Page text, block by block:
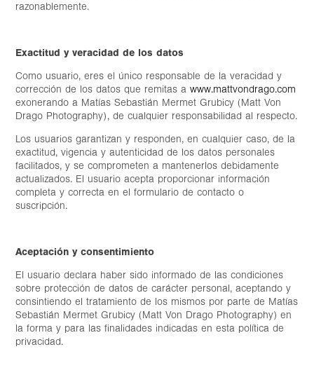
razonablemente.
Exactitud y veracidad de los datos
Como usuario, eres el único responsable de la veracidad y
corrección de los datos que remitas awww.mattvondrago.com
exonerando a Matías Sebastián Mermet Grubicy (Matt Von
Drago Photography), de cualquier responsabilidad al respecto.
Los usuarios garantizan y responden, en cualquier caso, de la
exactitud, vigencia y autenticidad de los datos personales
facilitados, y se comprometen a mantenerlos debidamente
actualizados. El usuario acepta proporcionar información
completa y correcta en el formulario de contacto o
suscripción.
Aceptación y consentimiento
El usuario declara haber sido informado de las condiciones
sobre protección de datos de carácter personal, aceptando y
consintiendo el tratamiento de los mismos por parte de Matías
Sebastián Mermet Grubicy (Matt Von Drago Photography) en
la forma y para las finalidades indicadas en esta política de
privacidad.